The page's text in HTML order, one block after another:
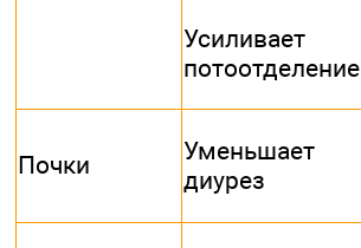
Усиливает
потоотделение
Почки
Уменьшает
диурез